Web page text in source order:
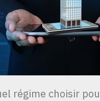
régime choisir